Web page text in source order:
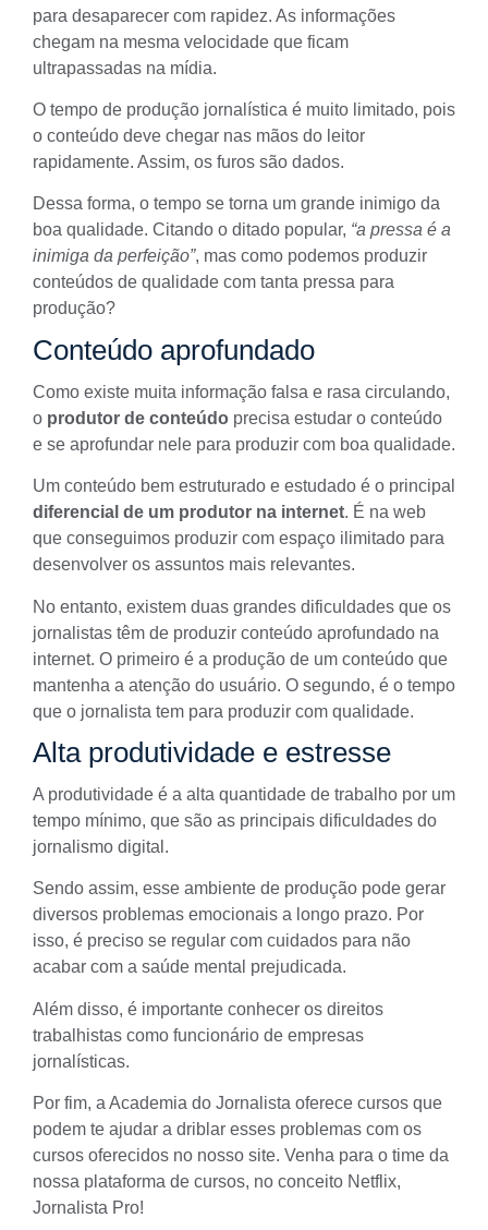
para desaparecer com rapidez. As informações
chegam na mesma velocidade que ficam
ultrapassadas na mídia.
O tempo de produção jornalística é muito limitado, pois
o conteúdo deve chegar nas mãos do leitor
rapidamente. Assim, os furos são dados.
Dessa forma, o tempo se torna um grande inimigo da
boa qualidade. Citando o ditado popular, “a pressa é a
inimiga da perfeição”, mas como podemos produzir
conteúdos de qualidade com tanta pressa para
produção?
Conteúdo aprofundado
Como existe muita informação falsa e rasa circulando,
o produtor de conteúdo precisa estudar o conteúdo
e se aprofundar nele para produzir com boa qualidade.
Um conteúdo bem estruturado e estudado é o principal
diferencial de um produtor na internet. É na web
que conseguimos produzir com espaço ilimitado para
desenvolver os assuntos mais relevantes.
No entanto, existem duas grandes dificuldades que os
jornalistas têm de produzir conteúdo aprofundado na
internet. O primeiro é a produção de um conteúdo que
mantenha a atenção do usuário. O segundo, é o tempo
que o jornalista tem para produzir com qualidade.
Alta produtividade e estresse
A produtividade é a alta quantidade de trabalho por um
tempo mínimo, que são as principais dificuldades do
jornalismo digital.
Sendo assim, esse ambiente de produção pode gerar
diversos problemas emocionais a longo prazo. Por
isso, é preciso se regular com cuidados para não
acabar com a saúde mental prejudicada.
Além disso, é importante conhecer os direitos
trabalhistas como funcionário de empresas
jornalísticas.
Por fim, a Academia do Jornalista oferece cursos que
podem te ajudar a driblar esses problemas com os
cursos oferecidos no nosso site. Venha para o time da
nossa plataforma de cursos, no conceito Netflix,
Jornalista Pro!